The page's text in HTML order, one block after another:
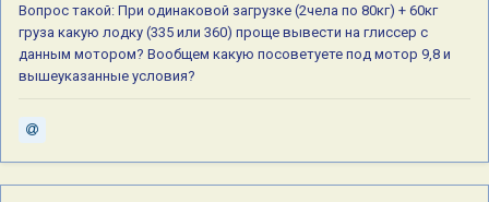
Вопрос такой: При одинаковой загрузке (2чела по 80кг) + 60кг
груза какую лодку (335 или 360) проще вывести на глиссер с
данным мотором? Вообщем какую посоветуете под мотор 9,8 и
вышеуказанные условия?